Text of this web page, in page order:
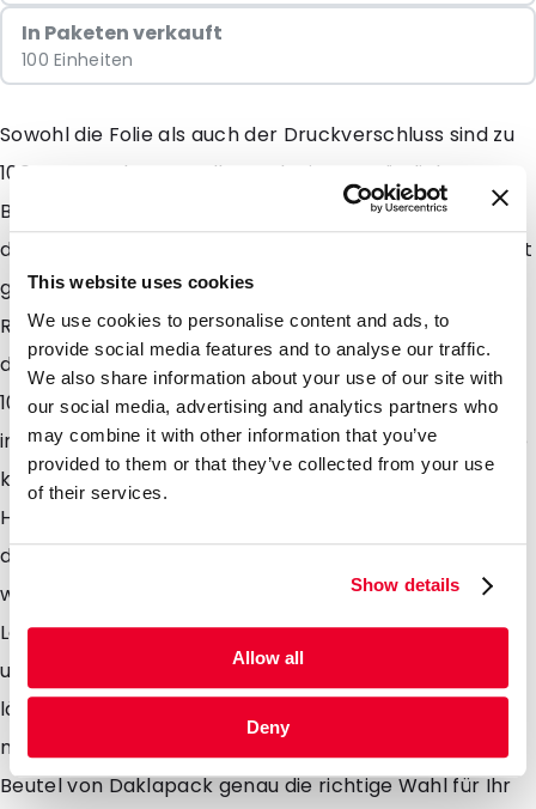
This website uses cookies
We use cookies to personalise content and ads, to
provide social media features and to analyse our traffic.
We also share information about your use of our site with
our social media, advertising and analytics partners who
may combine it with other information that you’ve
provided to them or that they’ve collected from your use
of their services.
Show details
Allow all
Deny
In Paketen verkauft
100 Einheiten
Sowohl die Folie als auch der Druckverschluss sind zu
100 % aus PE hergestellt. Dank einer zusätzlichen
Beschichtung für bessere Barriereeigenschaften sind
die Produkte trotzdem vor Sauerstoff und Feuchtigkeit
geschützt. Die Barriere beeinträchtigt die
Recycelfähigkeit der Beutel nicht. Diese können nach
dem Gebrauch über den Plastikmüll entsorgt und zu
100 % recycelt werden. Die Beutel sind dank dem
integrierten Druckverschluss wiederverschließbar. Sie
können auch mit einem herkömmlichen
Heißsiegelgerät verschweißt und vom Verbraucher
dank der praktischen Aufreißkerbe leicht geöffnet
werden. Die Beutel eignen sich sowohl für
Lebensmittel- als auch für Non-Food-Anwendungen
und bieten aufgrund der zusätzlichen Barriere eine
längere Haltbarkeit. Wenn Sie Ihre Produkte
nachhaltig verpacken wollen sind die Monomaterial-
Beutel von Daklapack genau die richtige Wahl für Ihr